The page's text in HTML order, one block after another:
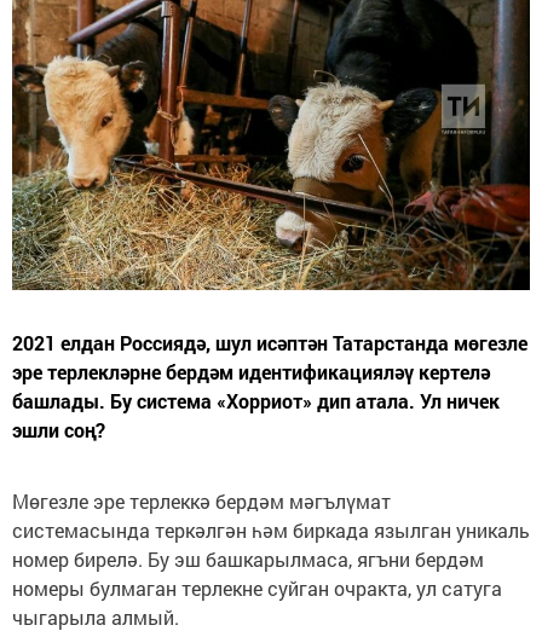
2021 елдан Россиядә, шул исәптән Татарстанда мөгезле
эре терлекләрне бердәм идентификацияләү кертелә
башлады. Бу система «Хорриот» дип атала. Ул ничек
эшли соң?
Мөгезле эре терлеккә бердәм мәгълүмат
системасында теркәлгән һәм биркада язылган уникаль
номер бирелә. Бу эш башкарылмаса, ягъни бердәм
номеры булмаган терлекне суйган очракта, ул сатуга
чыгарыла алмый.